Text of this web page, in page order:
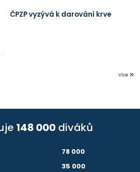
ČPZP vyzývá k darování krve
Více
148 000 diváků
78 000
35 000